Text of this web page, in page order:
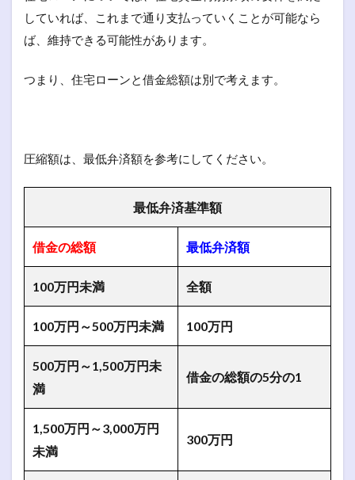
していれば、これまで通り支払っていくことが可能なら
ば、維持できる可能性があります。
つまり、住宅ローンと借金総額は別で考えます。
圧縮額は、最低弁済額を参考にしてください。
最低弁済基準額
借金の総額 最低弁済額
100万円未満 全額
100万円～500万円未満 100万円
500万円～1,500万円未
満
借金の総額の5分の1
1,500万円～3,000万円
未満
300万円